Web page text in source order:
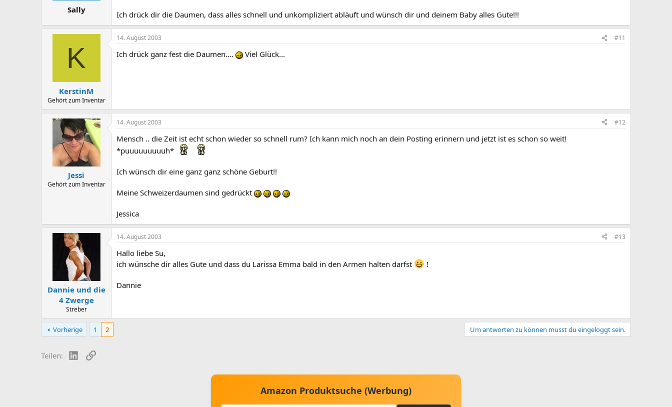
Sally
Ich drück dir die Daumen, dass alles schnell und unkompliziert abläuft und wünsch dir und deinem Baby alles Gute!!!
K
KerstinM
Gehört zum Inventar
14. August 2003 #11
Ich drück ganz fest die Daumen.... Viel Glück...
Jessi
Gehört zum Inventar
14. August 2003 #12
Mensch .. die Zeit ist echt schon wieder so schnell rum? Ich kann mich noch an dein Posting erinnern und jetzt ist es schon so weit!
*puuuuuuuuuh*
Ich wünsch dir eine ganz ganz schöne Geburt!!
Meine Schweizerdaumen sind gedrückt
Jessica
Dannie und die
4 Zwerge
Streber
14. August 2003 #13
Hallo liebe Su,
ich wünsche dir alles Gute und dass du Larissa Emma bald in den Armen halten darfst
!
Dannie
Vorherige 1 2 Um antworten zu können musst du eingeloggt sein.
Teilen: LinkedIn
Link
Amazon Produktsuche (Werbung)